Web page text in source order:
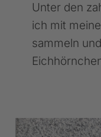
Unter den
ich mit
sammeln